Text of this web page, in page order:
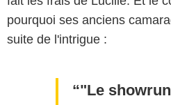
pourquoi ses anciens
suite de l'intrigue :
"Le